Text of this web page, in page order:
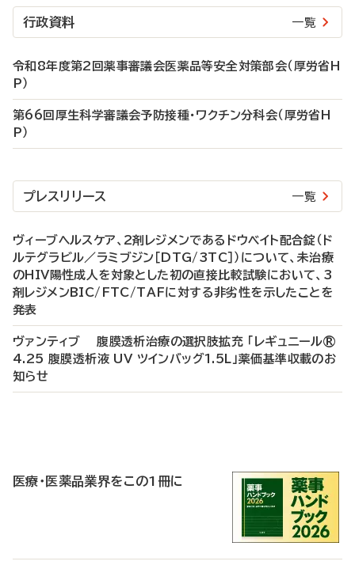
行政資料 一覧
令和8年度第2回薬事審議会医薬品等安全対策部会（厚労省H
P）
第66回厚生科学審議会予防接種・ワクチン分科会（厚労省H
P）
プレスリリース 一覧
ヴィーブヘルスケア、2剤レジメンであるドウベイト配合錠（ド
ルテグラビル／ラミブジン［DTG/3TC］）について、未治療
のHIV陽性成人を対象とした初の直接比較試験において、3
剤レジメンBIC/FTC/TAFに対する非劣性を示したことを
発表
ヴァンティブ 腹膜透析治療の選択肢拡充 「レギュニール®
4.25 腹膜透析液 UV ツインバッグ1.5L」薬価基準収載のお
知らせ
医療・医薬品業界をこの1冊に